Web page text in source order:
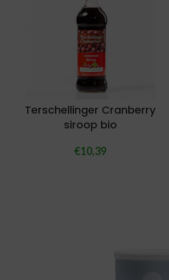
Terschellinger Cranberry
siroop bio
€10,39